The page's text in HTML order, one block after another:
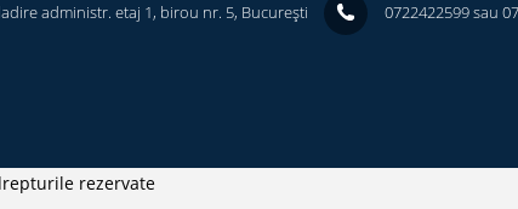
administr. etaj 1, birou nr. 5, București 0722422599 sau
rezervate